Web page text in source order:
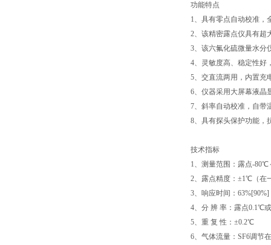
功能特点
1、具有零点自动校准，
2、该精密露点仪具有超
3、该六氟化硫微量水分
4、灵敏度高、稳定性好
5、交直流两用，内置充
6、仪器采用大屏幕液晶
7、斜率自动校准，自带
8、具有探头保护功能，
技术指标
1、测量范围：露点-
2、露点精度：±1℃（在
3、响应时间：
4、分 辨 率：露点0.1℃
5、重 复 性：±0.2℃
6、气体流量：SF6调节